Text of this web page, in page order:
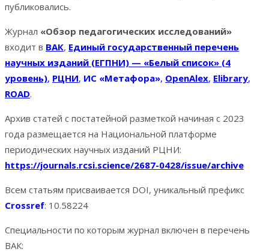
публиковались.
Журнал «Обзор педагогических исследований»
входит в ВАК, Единый государственный перечень
научных изданий (ЕГПНИ) — «Белый список» (4
уровень), РЦНИ, ИС «Метафора», OpenAlex, Elibrary,
ROAD.
Архив статей с постатейной разметкой начиная с 2023
года размещается на Национальной платформе
периодических научных изданий РЦНИ:
https://journals.rcsi.science/2687-0428/issue/archive
Всем статьям присваивается DOI, уникальный префикс
Crossref: 10.58224
Специальности по которым журнал включен в перечень
ВАК: